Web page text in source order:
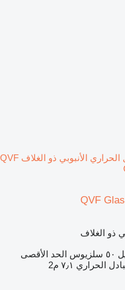
المبادل الحراري الأنبوبي ذو الغلاف QVF
QVF
ذو الغلاف
٥٠ سلزيوس
الحد الأقصى
الحراري ٧٫١ م2